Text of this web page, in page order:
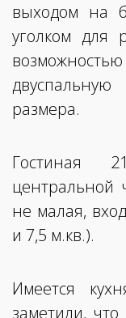
выходом на
уголком для
размера.
Гостиная
центральной
не малая,
и 7,5 м.кв.).
Имеется
заметили,